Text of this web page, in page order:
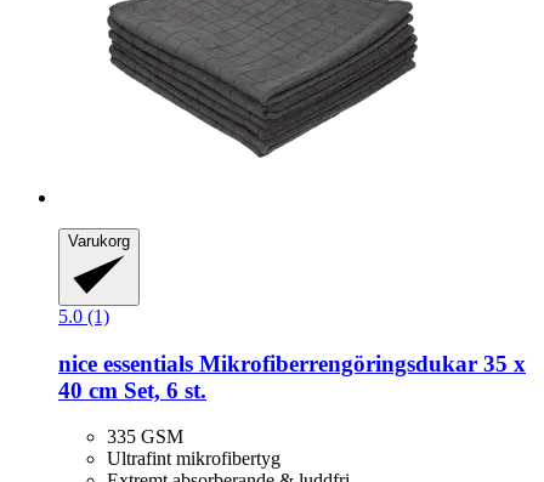
Varukorg
5.0 (1)
nice essentials Mikrofiberrengöringsdukar 35 x
40 cm Set, 6 st.
335 GSM
Ultrafint mikrofibertyg